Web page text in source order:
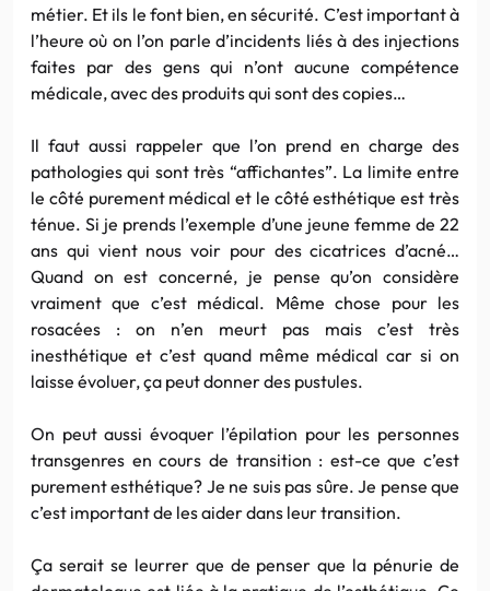
métier. Et ils le font bien, en sécurité. C’est important à
l’heure où on l’on parle d’incidents liés à des injections
faites par des gens qui n’ont aucune compétence
médicale, avec des produits qui sont des copies…
Il faut aussi rappeler que l’on prend en charge des
pathologies qui sont très “affichantes”. La limite entre
le côté purement médical et le côté esthétique est très
ténue. Si je prends l’exemple d’une jeune femme de 22
ans qui vient nous voir pour des cicatrices d’acné…
Quand on est concerné, je pense qu’on considère
vraiment que c’est médical. Même chose pour les
rosacées : on n’en meurt pas mais c’est très
inesthétique et c’est quand même médical car si on
laisse évoluer, ça peut donner des pustules.
On peut aussi évoquer l’épilation pour les personnes
transgenres en cours de transition : est-ce que c’est
purement esthétique? Je ne suis pas sûre. Je pense que
c’est important de les aider dans leur transition.
Ça serait se leurrer que de penser que la pénurie de